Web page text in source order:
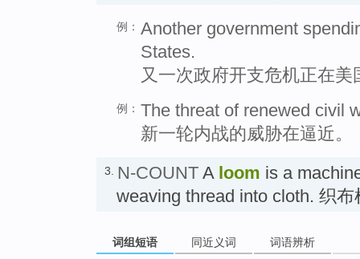
例： Another government
States.
又一次政府开支危机正在美
例： The threat of renewed civil
新一轮内战的威胁在逼近。
3. N-COUNT A loom is a
weaving thread into cloth. 织布
词组短语 同近义词 词语辨析